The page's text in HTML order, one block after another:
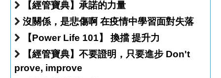
【經管寶典】承諾的力量
沒關係，是悲傷啊 在疫情中學習面對失落
【Power Life 101】 換擋 提升力
【經管寶典】不要證明，只要進步 Don't
prove, improve